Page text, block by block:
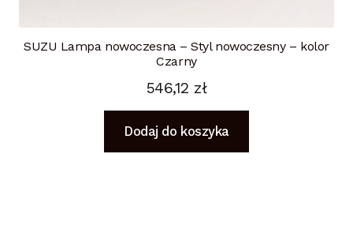
SUZU Lampa nowoczesna – Styl nowoczesny – kolor
Czarny
546,12 zł
Dodaj do koszyka